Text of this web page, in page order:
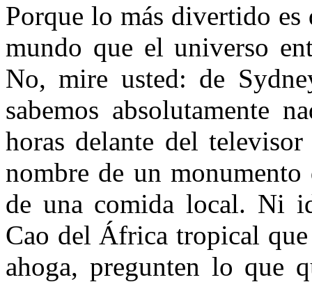
Porque lo más divertido es
mundo que el universo
No, mire usted: de
sabemos absolutamente
horas delante del
nombre de un
de una comida local. Ni
Cao del África tropical
ahoga, pregunten lo que